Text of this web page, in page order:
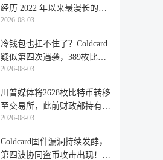
经历 2022 年以来最漫长的退
潮
2026-08-03
冷钱包也扛不住了？Coldcard
疑似第四次遇袭，389枚比特
币失
2026-08-03
川普媒体将2628枚比特币转移
至交易所，此前财政部持有的
比特
2026-08-03
Coldcard固件漏洞持续发酵，
第四波协同盗币攻击出现！